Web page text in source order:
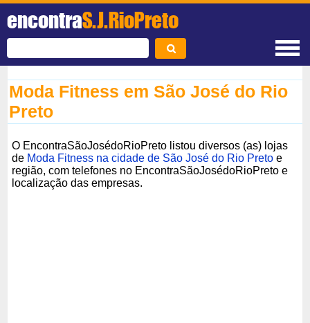
encontraS.J.RioPreto
Moda Fitness em São José do Rio
Preto
O EncontraSãoJosédoRioPreto listou diversos (as) lojas
de Moda Fitness na cidade de São José do Rio Preto e
região, com telefones no EncontraSãoJosédoRioPreto e
localização das empresas.